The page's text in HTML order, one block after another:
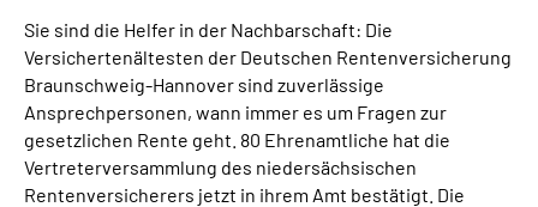
Mein Kundenportal
Sie sind die Helfer in der Nachbarschaft: Die
Versichertenältesten der Deutschen Rentenversicherung
Braunschweig-Hannover sind zuverlässige
Ansprechpersonen, wann immer es um Fragen zur
gesetzlichen Rente geht. 80 Ehrenamtliche hat die
Vertreterversammlung des niedersächsischen
Rentenversicherers jetzt in ihrem Amt bestätigt. Die